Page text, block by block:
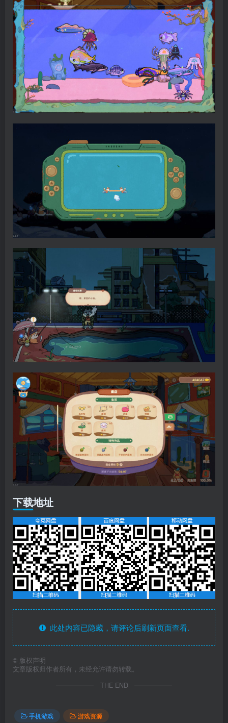
下载地址
此处内容已隐藏，请评论后刷新页面查看.
© 版权声明
文章版权归作者所有，未经允许请勿转载。
THE END
手机游戏
游戏资源